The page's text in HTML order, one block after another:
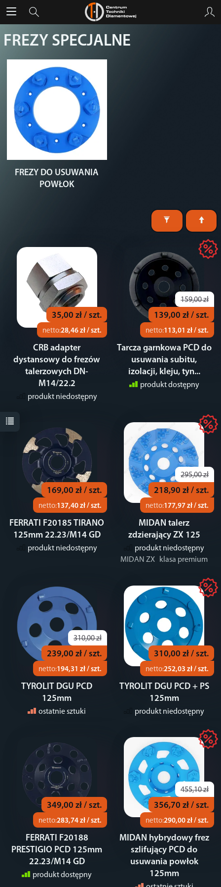
FREZY SPECJALNE
FREZY DO USUWANIA
POWŁOK
35,00 zł / szt.
netto:28,46 zł / szt.
CRB adapter
dystansowy do frezów
talerzowych DN-
M14/22.2
produkt niedostępny
159,00 zł
139,00 zł / szt.
netto:113,01 zł / szt.
Tarcza garnkowa PCD do
usuwania subitu,
izolacji, kleju, tyn...
produkt dostępny
169,00 zł / szt.
netto:137,40 zł / szt.
FERRATI F20185 TIRANO
125mm 22.23/M14 GD
produkt niedostępny
295,00 zł
218,90 zł / szt.
netto:177,97 zł / szt.
MIDAN talerz
zdzierający ZX 125
produkt niedostępny
MIDAN ZX klasa premium
310,00 zł
239,00 zł / szt.
netto:194,31 zł / szt.
TYROLIT DGU PCD
125mm
ostatnie sztuki
310,00 zł / szt.
netto:252,03 zł / szt.
TYROLIT DGU PCD + PS
125mm
produkt niedostępny
349,00 zł / szt.
netto:283,74 zł / szt.
FERRATI F20188
PRESTIGIO PCD 125mm
22.23/M14 GD
produkt dostępny
455,10 zł
356,70 zł / szt.
netto:290,00 zł / szt.
MIDAN hybrydowy frez
szlifujący PCD do
usuwania powłok
125mm